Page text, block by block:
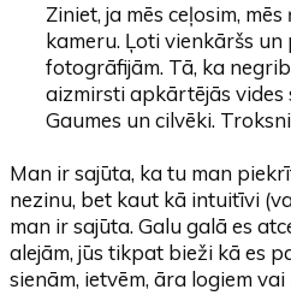
Ziniet, ja mēs ceļosim,
kameru. Ļoti vienkāršs
fotogrāfijām. Tā, ka
aizmirsti apkārtējās vides
Gaumes un cilvēki.
Man ir sajūta, ka tu man
nezinu, bet kaut kā intuitīvi
man ir sajūta. Galu galā es
alejām, jūs tikpat bieži kā es
sienām, ietvēm, āra logiem